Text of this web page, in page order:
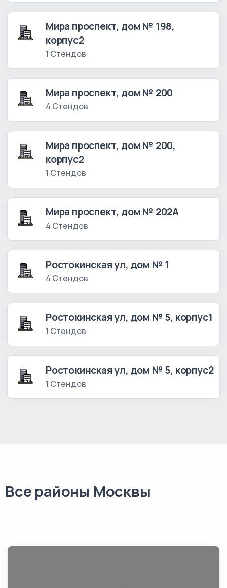
Мира проспект, дом № 198,
корпус2
1 Стендов
Мира проспект, дом № 200
4 Стендов
Мира проспект, дом № 200,
корпус2
1 Стендов
Мира проспект, дом № 202А
4 Стендов
Ростокинская ул, дом № 1
4 Стендов
Ростокинская ул, дом № 5, корпус1
1 Стендов
Ростокинская ул, дом № 5, корпус2
1 Стендов
Все районы Москвы